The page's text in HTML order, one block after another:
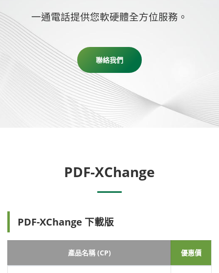
一通電話提供您軟硬體全方位服務。
聯絡我們
PDF-XChange
PDF-XChange 下載版
產品名稱 (CP) 優惠價